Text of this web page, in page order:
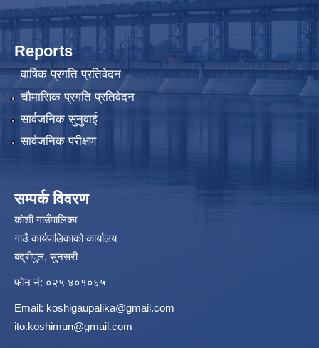
Reports
वार्षिक प्रगति प्रतिवेदन
चौमासिक प्रगति प्रतिवेदन
सार्वजनिक सुनुवाई
सार्वजनिक परीक्षण
सम्पर्क विवरण
कोशी गाउँपालिका
गाउँ कार्यपालिकाको कार्यालय
बद्रीपुल, सुनसरी
फोन नं: ०२५ ४०१०६५
Email: koshigaupalika@gmail.com
ito.koshimun@gmail.com